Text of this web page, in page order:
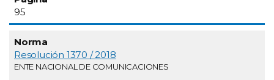
95
Resolución 1370 / 2018
ENTE NACIONAL DE COMUNICACIONES